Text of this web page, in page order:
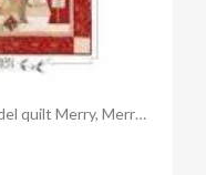
Bunny Hill Designs, Cartamodello del quilt Merry, Merry Snowmen